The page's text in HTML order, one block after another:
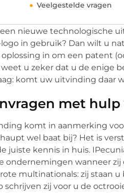
Veelgestelde vragen
nieuwe technologische
in gebruik? Dan wilt u
in om een patent
u zeker dat u de enige
komt uw uitvinding daar
met
komt in aanmerking
wel baat bij? Het is
juiste kennis in huis.
ondernemingen wanneer
multinationals: zij staan
schrijven zij voor u de